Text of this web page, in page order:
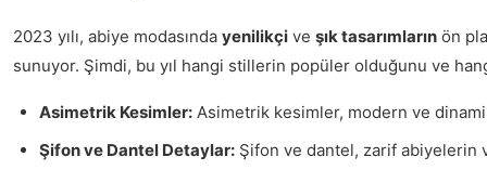
2023 yılı, abiye modasında yenilikçi ve şık tasarımların ön
sunuyor. Şimdi, bu yıl hangi stillerin popüler olduğunu ve
Asimetrik Kesimler: Asimetrik kesimler, modern ve
Şifon ve Dantel Detaylar: Şifon ve dantel, zarif abiyelerin